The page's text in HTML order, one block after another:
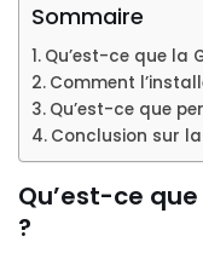
Sommaire
Qu’est-ce que la
Comment
Qu’est-ce que
Conclusion sur
Qu’est-ce
?